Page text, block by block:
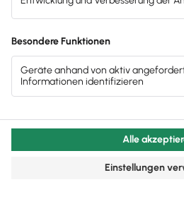
unten abweichen.